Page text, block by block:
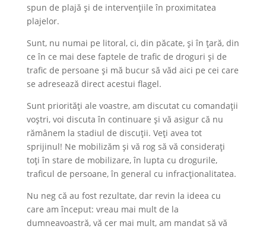
spun de plajă și de intervențiile în proximitatea
plajelor.
Sunt, nu numai pe litoral, ci, din păcate, și în țară, din
ce în ce mai dese faptele de trafic de droguri și de
trafic de persoane și mă bucur să văd aici pe cei care
se adresează direct acestui flagel.
Sunt priorități ale voastre, am discutat cu comandații
voștri, voi discuta în continuare și vă asigur că nu
rămânem la stadiul de discuții. Veți avea tot
sprijinul! Ne mobilizăm și vă rog să vă considerați
toți în stare de mobilizare, în lupta cu drogurile,
traficul de persoane, în general cu infracționalitatea.
Nu neg că au fost rezultate, dar revin la ideea cu
care am început: vreau mai mult de la
dumneavoastră, vă cer mai mult, am mandat să vă